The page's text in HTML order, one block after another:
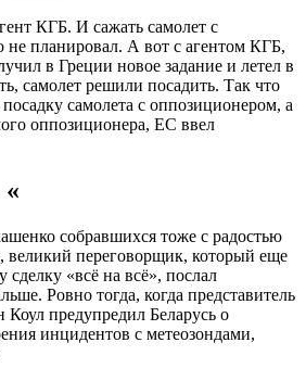
КГБ. И сажать самолет с
не планировал. А вот с агентом КГБ,
в Греции новое задание и летел в
самолет решили посадить. Так что
самолета с оппозиционером, а
оппозиционера, ЕС ввел
собравшихся тоже с радостью
великий переговорщик, который еще
сделку «всё на всё», послал
Ровно тогда, когда представитель
предупредил Беларусь о
инцидентов с метеозондами,